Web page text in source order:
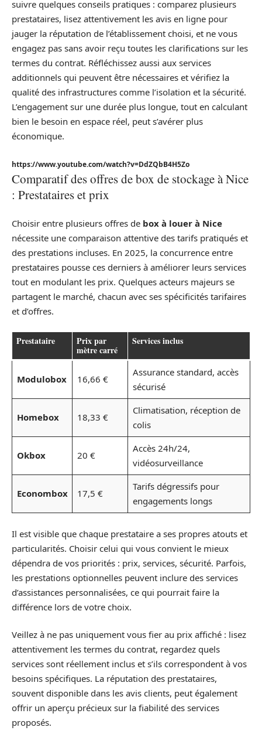
suivre quelques conseils pratiques : comparez plusieurs
prestataires, lisez attentivement les avis en ligne pour
jauger la réputation de l’établissement choisi, et ne vous
engagez pas sans avoir reçu toutes les clarifications sur les
termes du contrat. Réfléchissez aussi aux services
additionnels qui peuvent être nécessaires et vérifiez la
qualité des infrastructures comme l’isolation et la sécurité.
L’engagement sur une durée plus longue, tout en calculant
bien le besoin en espace réel, peut s’avérer plus
économique.
https://www.youtube.com/watch?v=DdZQbB4H5Zo
Comparatif des offres de box de stockage à Nice
: Prestataires et prix
Choisir entre plusieurs offres de box à louer à Nice
nécessite une comparaison attentive des tarifs pratiqués et
des prestations incluses. En 2025, la concurrence entre
prestataires pousse ces derniers à améliorer leurs services
tout en modulant les prix. Quelques acteurs majeurs se
partagent le marché, chacun avec ses spécificités tarifaires
et d’offres.
Prestataire Prix par
mètre carré
Services inclus
Modulobox 16,66 €
Assurance standard, accès
sécurisé
Homebox 18,33 €
Climatisation, réception de
colis
Okbox 20 €
Accès 24h/24,
vidéosurveillance
Econombox 17,5 €
Tarifs dégressifs pour
engagements longs
Il est visible que chaque prestataire a ses propres atouts et
particularités. Choisir celui qui vous convient le mieux
dépendra de vos priorités : prix, services, sécurité. Parfois,
les prestations optionnelles peuvent inclure des services
d’assistances personnalisées, ce qui pourrait faire la
différence lors de votre choix.
Veillez à ne pas uniquement vous fier au prix affiché : lisez
attentivement les termes du contrat, regardez quels
services sont réellement inclus et s’ils correspondent à vos
besoins spécifiques. La réputation des prestataires,
souvent disponible dans les avis clients, peut également
offrir un aperçu précieux sur la fiabilité des services
proposés.